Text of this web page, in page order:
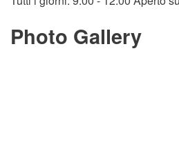
Photo Gallery